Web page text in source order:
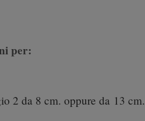
per:
2 da 8 cm. oppure da 13 cm.